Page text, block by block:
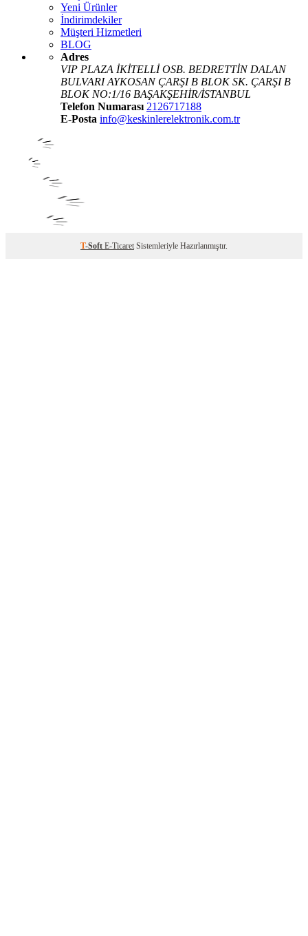
Yeni Ürünler
İndirimdekiler
Müşteri Hizmetleri
BLOG
Adres
VIP PLAZA İKİTELLİ OSB. BEDRETTİN DALAN
BULVARI AYKOSAN ÇARŞI B BLOK SK. ÇARŞI B
BLOK NO:1/16 BAŞAKŞEHİR/İSTANBUL
Telefon Numarası 2126717188
E-Posta info@keskinlerelektronik.com.tr
T-Soft E-Ticaret Sistemleriyle Hazırlanmıştır.